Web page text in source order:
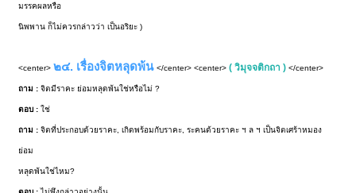
มรรคผลหรือ
นิพพาน ก็ไม่ควรกล่าวว่า เป็นอริยะ )
<center>๒๔. เรื่องจิตหลุดพ้น </center> <center>( วิมุจจติกถา )</center>
ถาม :จิตมีราคะ ย่อมหลุดพ้นใช่หรือไม่ ?
ตอบ :ใช่
ถาม :จิตที่ประกอบด้วยราคะ, เกิดพร้อมกับราคะ, ระคนด้วยราคะ ฯ ล ฯ เป็นจิตเศร้าหมอง
ย่อม
หลุดพ้นใช่ไหม?